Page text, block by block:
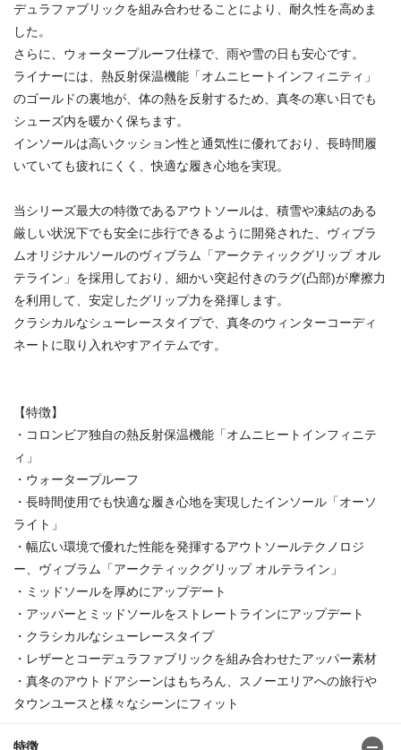
デュラファブリックを組み合わせることにより、耐久性を高めま
した。
さらに、ウォータープルーフ仕様で、雨や雪の日も安心です。
ライナーには、熱反射保温機能「オムニヒートインフィニティ」
のゴールドの裏地が、体の熱を反射するため、真冬の寒い日でも
シューズ内を暖かく保ちます。
インソールは高いクッション性と通気性に優れており、長時間履
いていても疲れにくく、快適な履き心地を実現。
当シリーズ最大の特徴であるアウトソールは、積雪や凍結のある
厳しい状況下でも安全に歩行できるように開発された、ヴィブラ
ムオリジナルソールのヴィブラム「アークティックグリップ オル
テライン」を採用しており、細かい突起付きのラグ(凸部)が摩擦力
を利用して、安定したグリップ力を発揮します。
クラシカルなシューレースタイプで、真冬のウィンターコーディ
ネートに取り入れやすアイテムです。
【特徴】
・コロンビア独自の熱反射保温機能「オムニヒートインフィニテ
ィ」
・ウォータープルーフ
・長時間使用でも快適な履き心地を実現したインソール「オーソ
ライト」
・幅広い環境で優れた性能を発揮するアウトソールテクノロジ
ー、ヴィブラム「アークティックグリップ オルテライン」
・ミッドソールを厚めにアップデート
・アッパーとミッドソールをストレートラインにアップデート
・クラシカルなシューレースタイプ
・レザーとコーデュラファブリックを組み合わせたアッパー素材
・真冬のアウトドアシーンはもちろん、スノーエリアへの旅行や
タウンユースと様々なシーンにフィット
特徴